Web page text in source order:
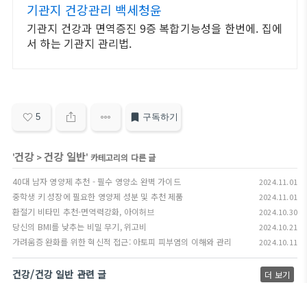
기관지 건강관리 백세청윤
기관지 건강과 면역증진 9증 복합기능성을 한번에. 집에
서 하는 기관지 관리법.
5 구독하기
'건강> 건강 일반' 카테고리의 다른 글
40대 남자 영양제 추천 - 필수 영양소 완벽 가이드 2024.11.01
중학생 키 성장에 필요한 영양제 성분 및 추천 제품 2024.11.01
환절기 비타민 추천-면역력강화, 아이허브 2024.10.30
당신의 BMI를 낮추는 비밀 무기, 위고비 2024.10.21
가려움증 완화를 위한 혁신적 접근: 아토피 피부염의 이해와 관리 2024.10.11
건강/건강 일반 관련 글 더 보기